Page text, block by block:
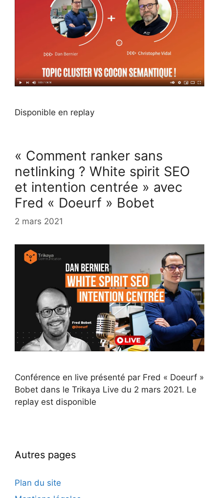
Disponible en replay
« Comment ranker sans
netlinking ? White spirit SEO
et intention centrée » avec
Fred « Doeurf » Bobet
2 mars 2021
Conférence en live présenté par Fred « Doeurf »
Bobet dans le Trikaya Live du 2 mars 2021. Le
replay est disponible
Autres pages
Plan du site